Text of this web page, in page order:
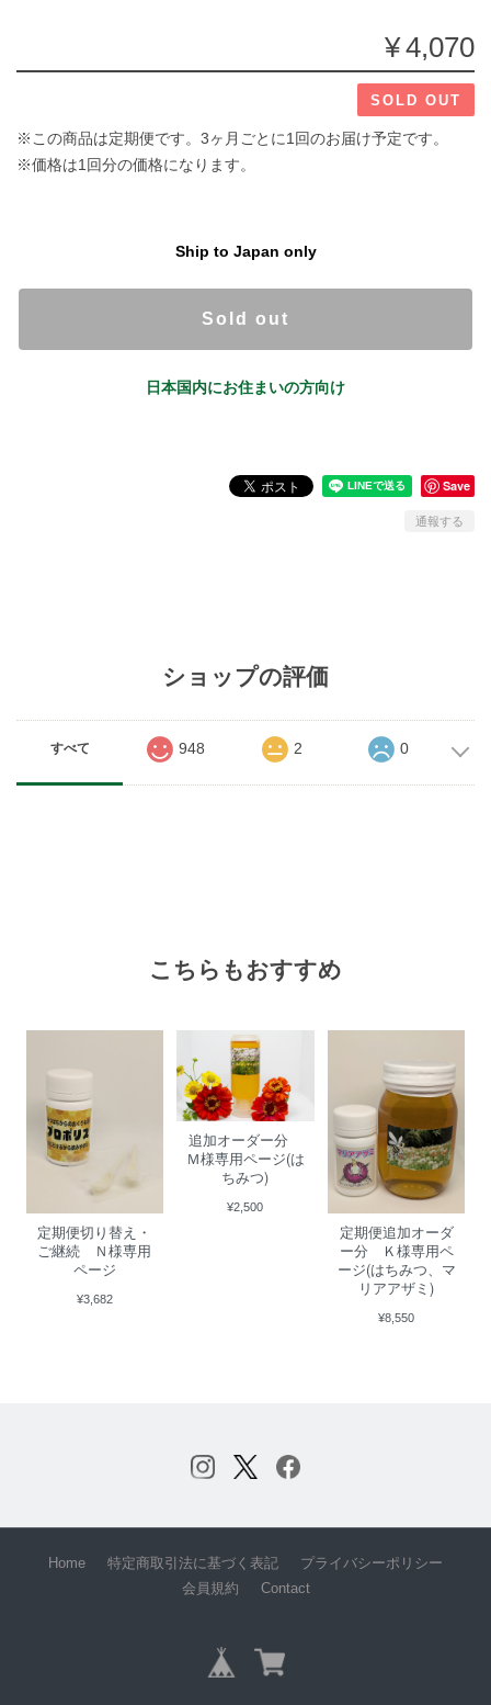
¥4,070
SOLD OUT
※この商品は定期便です。3ヶ月ごとに1回のお届け予定です。
※価格は1回分の価格になります。
Ship to Japan only
Sold out
日本国内にお住まいの方向け
Save
通報する
ショップの評価
すべて 948 2 0
こちらもおすすめ
定期便切り替え・
ご継続 Ｎ様専用
ページ
¥3,682
追加オーダー分
Ｍ様専用ページ(は
ちみつ)
¥2,500
定期便追加オーダ
ー分 Ｋ様専用ペ
ージ(はちみつ、マ
リアアザミ)
¥8,550
Home 特定商取引法に基づく表記
プライバシーポリシー
会員規約
Contact